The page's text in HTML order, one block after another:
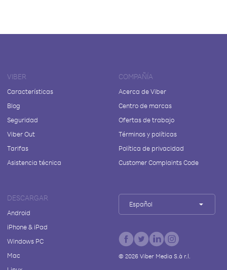
VIBER
Características
Blog
Seguridad
Viber Out
Tarifas
Asistencia técnica
COMPAÑÍA
Acerca de Viber
Centro de marcas
Ofertas de trabajo
Términos y políticas
Política de privacidad
Customer Complaints Code
DESCARGAR
Android
iPhone & iPad
Windows PC
Mac
Español
© 2026Viber Media S.à r.l.